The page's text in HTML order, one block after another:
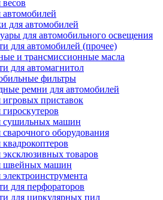
весов
автомобилей
для автомобилей
для автомобильного освещения
для автомобилей (прочее)
и трансмиссионные масла
для автомагнитол
фильтры
ремни для автомобилей
игровых приставок
сушильных машин
сварочного оборудования
квадрокоптеров
эксклюзивных товаров
швейных машин
электроинструмента
для перфораторов
для циркулярных пил